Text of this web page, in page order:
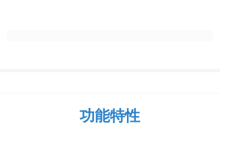
功能特性